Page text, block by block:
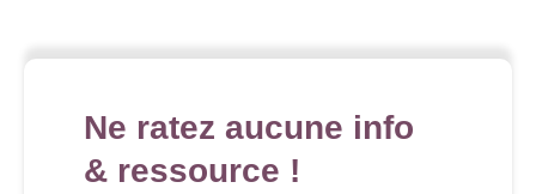
Ne ratez aucune info
& ressource !